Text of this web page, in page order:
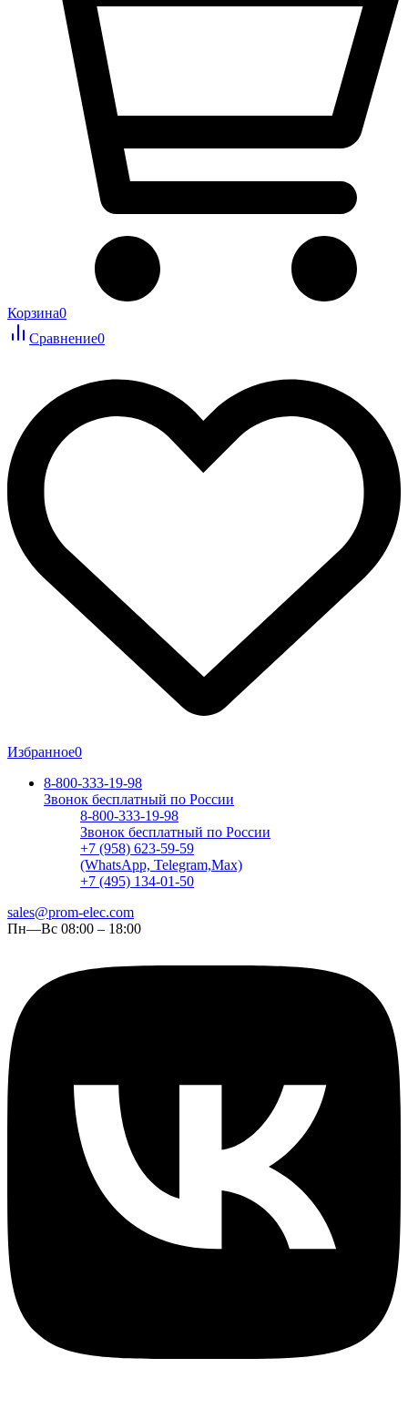
Корзина0
Сравнение0
Избранное0
8-800-333-19-98
Звонок бесплатный по России
8-800-333-19-98
Звонок бесплатный по России
+7 (958) 623-59-59
(WhatsApp, Telegram,Max)
+7 (495) 134-01-50
sales@prom-elec.com
Пн—Вс 08:00 – 18:00